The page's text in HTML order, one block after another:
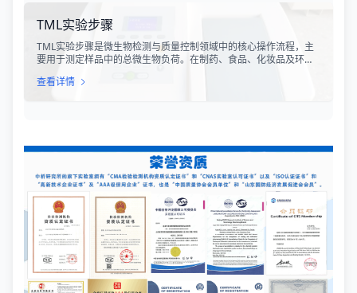
TML实验步骤
TML实验步骤是微生物检测与质量控制领域中的核心操作流程，主
要用于测定样品中的总微生物负荷。在制药、食品、化妆品及环境
量、安全性以及生产过程控制水平的关键指标。通过对样品中需氧
查看详情